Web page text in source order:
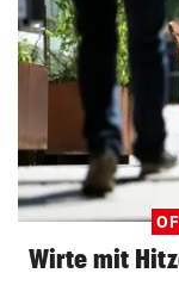
Wirte mit